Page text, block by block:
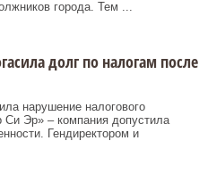
города. Тем ...
долг по налогам после
нарушение налогового
Эр» – компания допустила
Гендиректором и